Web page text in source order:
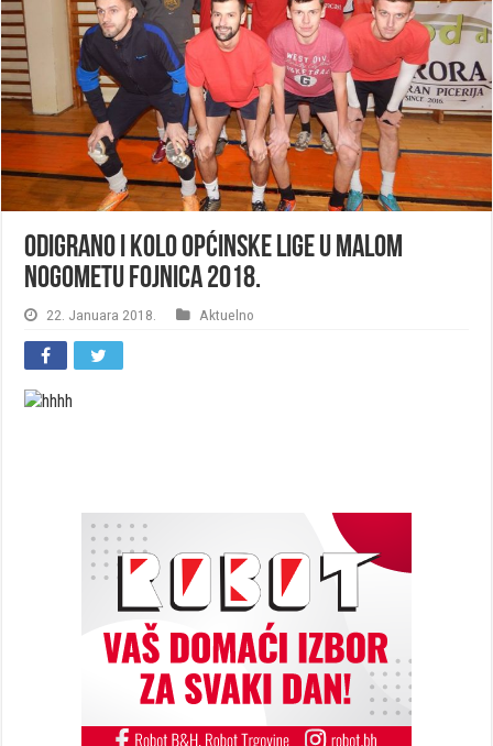
Odigrano I kolo Općinske lige u malom
nogometu Fojnica 2018.
22. Januara 2018. Aktuelno